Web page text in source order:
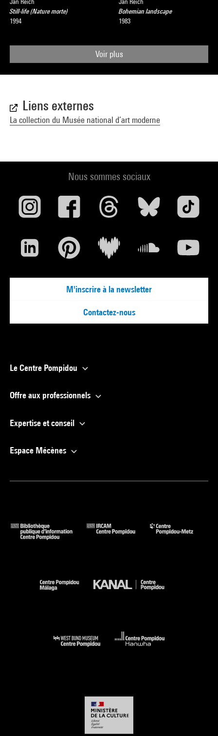
Still-life (Nature morte)
1994
Bohemian landscape
1983
Voir plus
Liens externes
La collection du Musée national d’art moderne
Nous sommes sociaux
M'inscrire à la newsletter
Contactez-nous
Le Centre Pompidou
Offre aux professionnels
Expertise et conseil
Espace Mécènes